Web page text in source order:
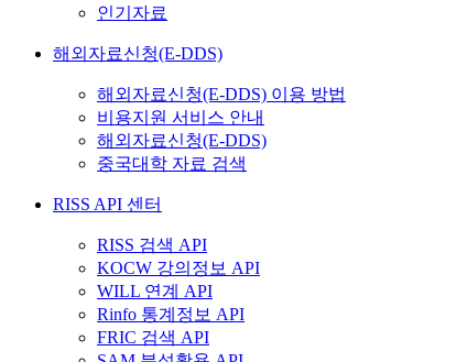
인기자료
해외자료신청(E-DDS)
해외자료신청(E-DDS) 이용 방법
비용지원 서비스 안내
해외자료신청(E-DDS)
중국대학 자료 검색
RISS API 센터
RISS 검색 API
KOCW 강의정보 API
WILL 연계 API
Rinfo 통계정보 API
FRIC 검색 API